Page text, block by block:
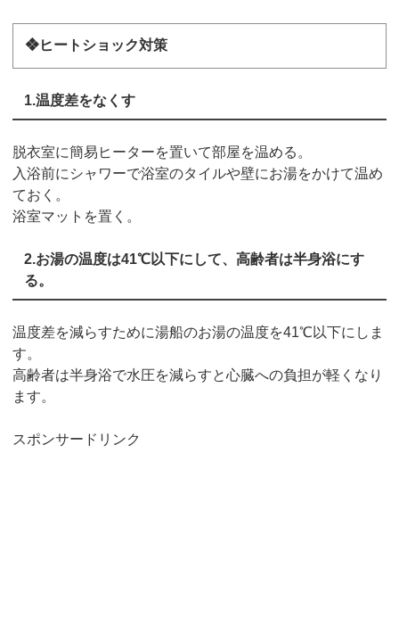
❖ヒートショック対策
1.温度差をなくす
脱衣室に簡易ヒーターを置いて部屋を温める。
入浴前にシャワーで浴室のタイルや壁にお湯をかけて温め
ておく。
浴室マットを置く。
2.お湯の温度は41℃以下にして、高齢者は半身浴にす
る。
温度差を減らすために湯船のお湯の温度を41℃以下にしま
す。
高齢者は半身浴で水圧を減らすと心臓への負担が軽くなり
ます。
スポンサードリンク